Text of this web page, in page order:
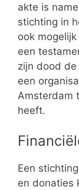
akte is
stichting in
ook
een
zijn dood
een
Amsterdam
heeft.
Een
en donaties